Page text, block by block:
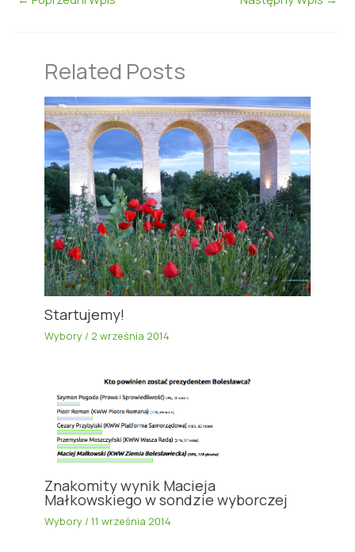
Related Posts
Startujemy!
Wybory / 2 września 2014
Znakomity wynik Macieja
Małkowskiego w sondzie wyborczej
Wybory /11 września 2014